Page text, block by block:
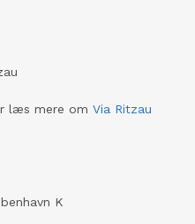
læs mere om Via Ritzau
K